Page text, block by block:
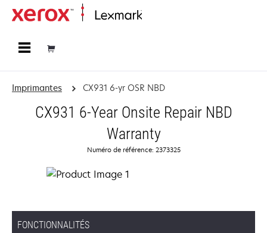
Imprimantes CX931 6-yr OSR NBD
CX931 6-Year Onsite Repair NBD
Warranty
Numéro de référence: 2373325
FONCTIONNALITÉS